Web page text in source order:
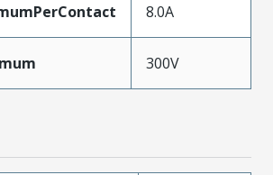
8.0A
300V